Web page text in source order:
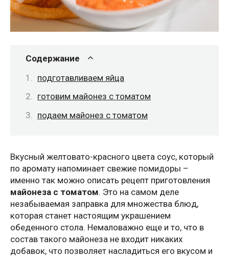
Содержание
подготавливаем яйца
готовим майонез с томатом
подаем майонез с томатом
Вкусный желтовато-красного цвета соус, который
по аромату напоминает свежие помидоры –
именно так можно описать рецепт приготовления
майонеза с томатом. Это на самом деле
незабываемая заправка для множества блюд,
которая станет настоящим украшением
обеденного стола. Немаловажно еще и то, что в
состав такого майонеза не входит никаких
добавок, что позволяет насладиться его вкусом и